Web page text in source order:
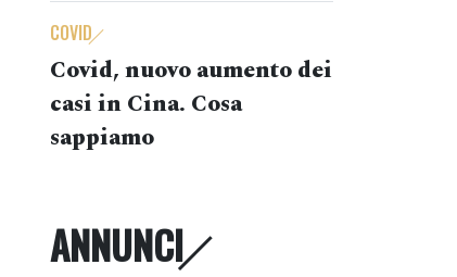
COVID
Covid, nuovo aumento dei
casi in Cina. Cosa
sappiamo
ANNUNCI